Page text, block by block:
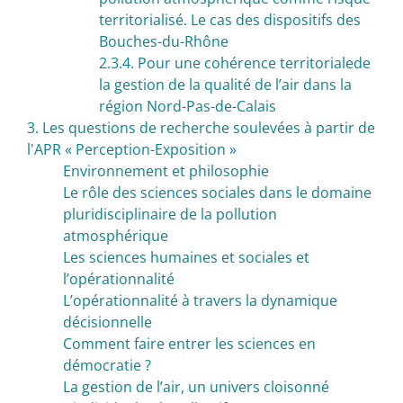
territorialisé. Le cas des dispositifs des
Bouches-du-Rhône
2.3.4. Pour une cohérence territorialede
la gestion de la qualité de l’air dans la
région Nord-Pas-de-Calais
3. Les questions de recherche soulevées à partir de
l'APR « Perception-Exposition »
Environnement et philosophie
Le rôle des sciences sociales dans le domaine
pluridisciplinaire de la pollution
atmosphérique
Les sciences humaines et sociales et
lʼopérationnalité
Lʼopérationnalité à travers la dynamique
décisionnelle
Comment faire entrer les sciences en
démocratie ?
La gestion de lʼair, un univers cloisonné